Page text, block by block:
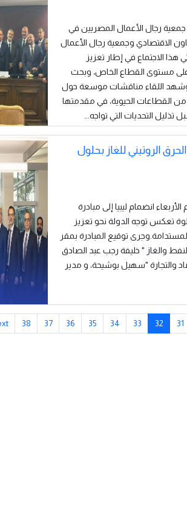
بمقر جمعية رجال الأعمال المصريين في
الاقتصادي وجمعية رجال الأعمال
هذا الاجتماع في إطار تعزيز
على مستوى القطاع الخاص، وبحث
اللقاء مناقشات موسعة حول
القطاعات الحيوية، في مقدمتها
التحديات التي تواجه...
الروتيني للغاز بحلول
اليوم الأربعاء انضمام ليبيا إلى مبادرة
الروتيني للغاز بحلول عام 2030 في خطوة تعكس توجه الدولة نحو تعزيز
توقيع المبادرة بمقر
والغاز " خليفة رجب عبد الصادق
والتجارة "سهيل بوشيحة، و مدير
31
32
33
34
35
36
37
38